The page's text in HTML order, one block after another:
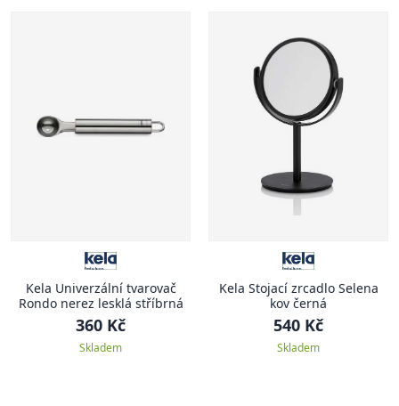
Kela Univerzální tvarovač
Rondo nerez lesklá stříbrná
360 Kč
Skladem
Kela Stojací zrcadlo Selena
kov černá
540 Kč
Skladem